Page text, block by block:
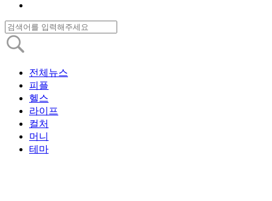
전체뉴스
피플
헬스
라이프
컬처
머니
테마